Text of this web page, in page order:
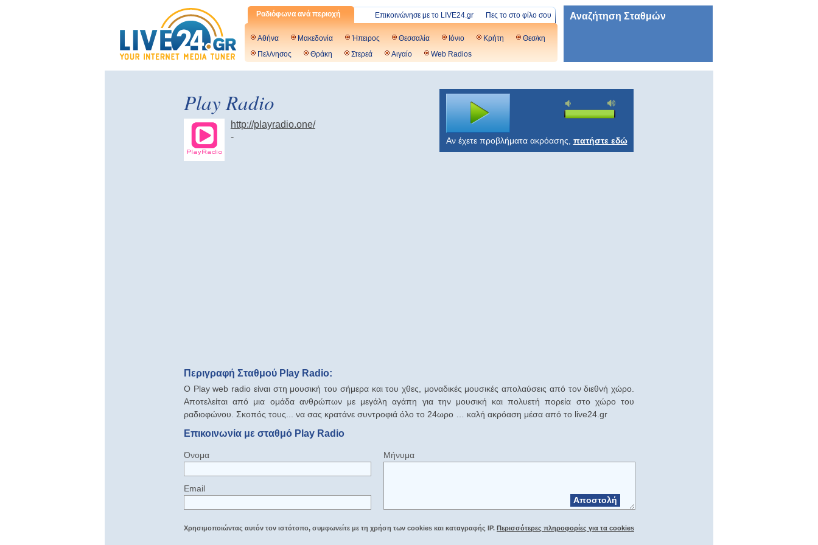
Ραδιόφωνα ανά περιοχή Πες το στο φίλο σου
Επικοινώνησε με το LIVE24.gr
Αθήνα Μακεδονία Ήπειρος Θεσσαλία Ιόνιο Κρήτη
Θεσ/κη
Πελ/νησος
Θράκη Στερεά Αιγαίο Web Radios
Αναζήτηση Σταθμών
Play Radio
http://playradio.one/
-
Αν έχετε προβλήματα ακρόασης, πατήστε εδώ
Περιγραφή Σταθμού Play Radio:
Ο Play web radio είναι στη μουσική του σήμερα και του χθες, μοναδικές μουσικές απολαύσεις από τον διεθνή χώρο.
Αποτελείται από μια ομάδα ανθρώπων με μεγάλη αγάπη για την μουσική και πολυετή πορεία στο χώρο του
ραδιοφώνου. Σκοπός τους... να σας κρατάνε συντροφιά όλο το 24ωρο … καλή ακρόαση μέσα από το live24.gr
Επικοινωνία με σταθμό Play Radio
Όνομα
Email
Μήνυμα
Αποστολή
Χρησιμοποιώντας αυτόν τον ιστότοπο, συμφωνείτε με τη χρήση των cookies και καταγραφής IP. Περισσότερες πληροφορίες για τα cookies